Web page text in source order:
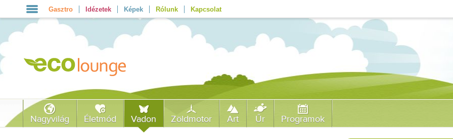
Gasztro Idézetek Képek Rólunk Kapcsolat
Nagyvilág Életmód Vadon Zöldmotor Art Űr Programok